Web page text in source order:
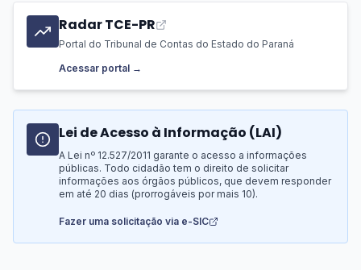
Radar TCE-PR
Portal do Tribunal de Contas do Estado do Paraná
Acessar portal →
Lei de Acesso à Informação (LAI)
A Lei nº 12.527/2011 garante o acesso a informações
públicas. Todo cidadão tem o direito de solicitar
informações aos órgãos públicos, que devem responder
em até 20 dias (prorrogáveis por mais 10).
Fazer uma solicitação via e-SIC